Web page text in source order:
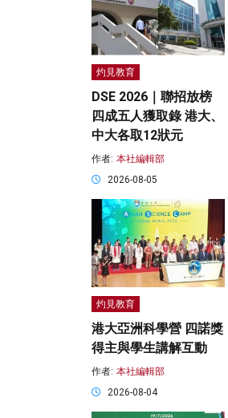
灼見教育
DSE 2026｜聯招放榜
四成五人獲取錄 港大、
中大各取12狀元
作者: 本社編輯部
2026-08-05
灼見教育
港大亞洲科學營 四諾獎
得主與學生講解互動
作者: 本社編輯部
2026-08-04